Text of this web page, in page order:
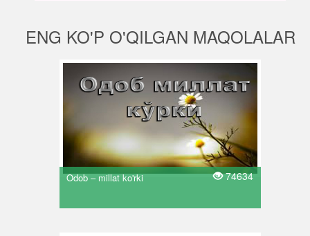
ENG KO'P O'QILGAN MAQOLALAR
Odob – millat ko'rki 74634